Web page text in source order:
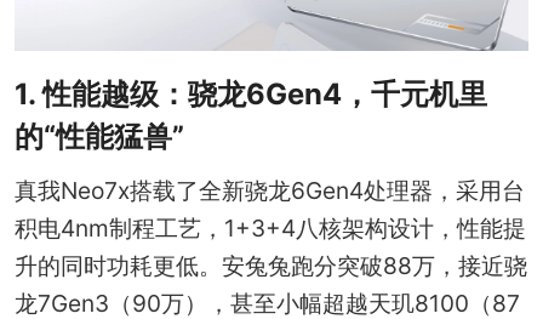
1. 性能越级：骁龙6Gen4，千元机里
的“性能猛兽”
真我Neo7x搭载了全新骁龙6Gen4处理器，采用台
积电4nm制程工艺，1+3+4八核架构设计，性能提
升的同时功耗更低。安兔兔跑分突破88万，接近骁
龙7Gen3（90万），甚至小幅超越天玑8100（87